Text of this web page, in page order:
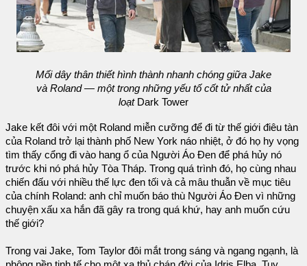
Mối dây thân thiết hình thành nhanh chóng giữa Jake
và Roland — một trong những yếu tố cốt tử nhất của
loạt Dark Tower
Jake kết đôi với một Roland miễn cưỡng để đi từ thế giới điêu tàn
của Roland trở lại thành phố New York náo nhiệt, ở đó họ hy vọng
tìm thấy cổng đi vào hang ổ của Người Áo Đen để phá hủy nó
trước khi nó phá hủy Tòa Tháp. Trong quá trình đó, họ cùng nhau
chiến đấu với nhiều thế lực đen tối và cả mâu thuẫn về mục tiêu
của chính Roland: anh chỉ muốn báo thù Người Áo Đen vì những
chuyện xấu xa hắn đã gây ra trong quá khứ, hay anh muốn cứu
thế giới?
Trong vai Jake, Tom Taylor đôi mắt trong sáng và ngang ngạnh, là